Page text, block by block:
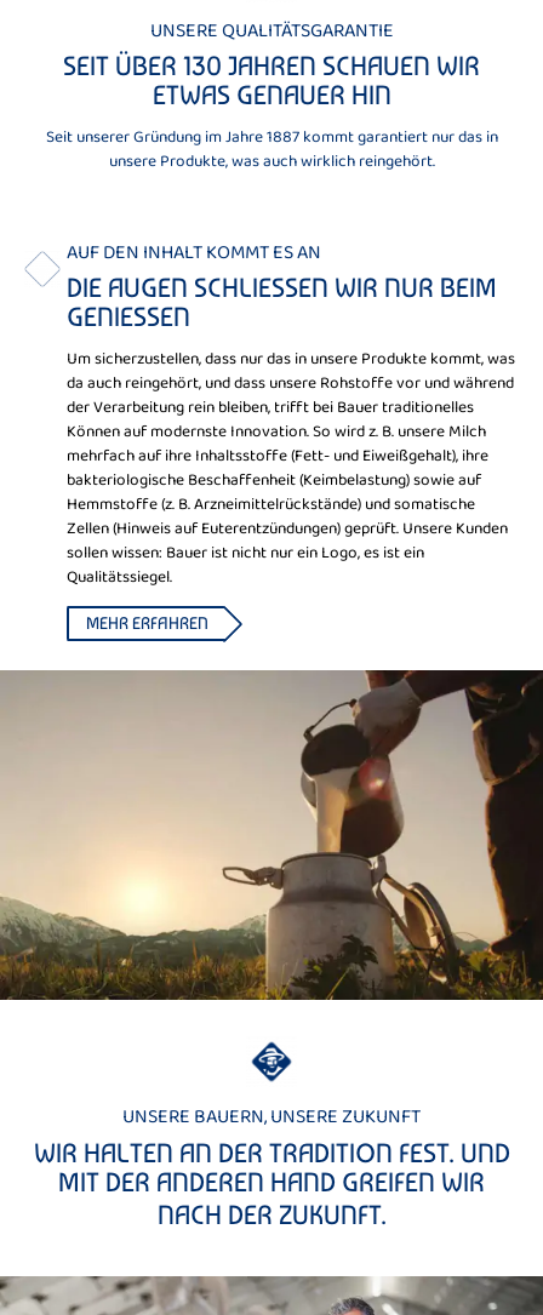
UNSERE QUALITÄTSGARANTIE
SEIT ÜBER 130 JAHREN SCHAUEN WIR
ETWAS GENAUER HIN
Seit unserer Gründung im Jahre 1887 kommt garantiert nur das in
unsere Produkte, was auch wirklich reingehört.
AUF DEN INHALT KOMMT ES AN
DIE AUGEN SCHLIESSEN WIR NUR BEIM
GENIESSEN
Um sicherzustellen, dass nur das in unsere Produkte kommt, was
da auch reingehört, und dass unsere Rohstoffe vor und während
der Verarbeitung rein bleiben, trifft bei Bauer traditionelles
Können auf modernste Innovation. So wird z. B. unsere Milch
mehrfach auf ihre Inhaltsstoffe (Fett- und Eiweißgehalt), ihre
bakteriologische Beschaffenheit (Keimbelastung) sowie auf
Hemmstoffe (z. B. Arzneimittelrückstände) und somatische
Zellen (Hinweis auf Euterentzündungen) geprüft. Unsere Kunden
sollen wissen: Bauer ist nicht nur ein Logo, es ist ein
Qualitätssiegel.
MEHR ERFAHREN
UNSERE BAUERN, UNSERE ZUKUNFT
WIR HALTEN AN DER TRADITION FEST. UND
MIT DER ANDEREN HAND GREIFEN WIR
NACH DER ZUKUNFT.